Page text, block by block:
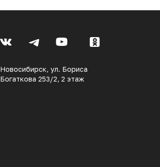
Новосибирск, ул. Бориса
Богаткова 253/2, 2 этаж